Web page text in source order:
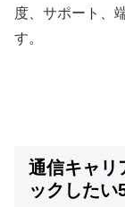
度、サポート、
す。
通信キャリ
ックしたい